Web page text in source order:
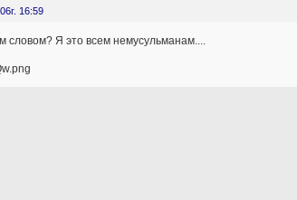
16:59
словом? Я это всем немусульманам....